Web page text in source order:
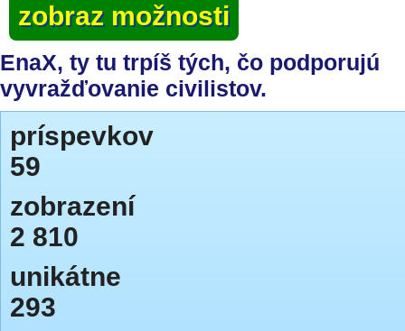
zobraz možnosti
EnaX, ty tu trpíš tých, čo podporujú
vyvražďovanie civilistov.
príspevkov
59
zobrazení
2 810
unikátne
293